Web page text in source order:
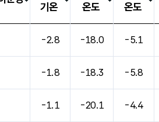
기온
온도
온도
-2.8 -18.0 -5.1
-1.8 -18.3 -5.8
-1.1 -20.1 -4.4